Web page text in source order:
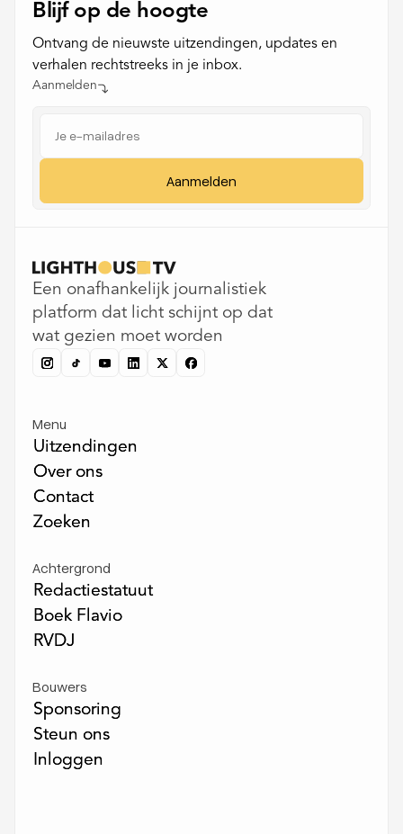
Een onafhankelijk journalistiek
platform dat licht schijnt op dat
wat gezien moet worden
Menu
Uitzendingen
Uitzendingen
Over ons
Over ons
Contact
Contact
Zoeken
Zoeken
Achtergrond
Redactiestatuut
Redactiestatuut
Boek Flavio
Boek Flavio
RVDJ
RVDJ
Bouwers
Sponsoring
Sponsoring
Steun ons
Steun ons
Inloggen
Inloggen
Blijf op de hoogte
Ontvang de nieuwste uitzendingen, updates en
verhalen rechtstreeks in je inbox.
Aanmelden